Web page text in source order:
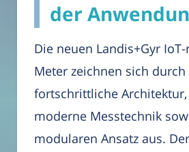
der
Die neuen Landis+Gyr
Meter zeichnen sich durch
fortschrittliche
moderne Messtechnik
modularen Ansatz aus.